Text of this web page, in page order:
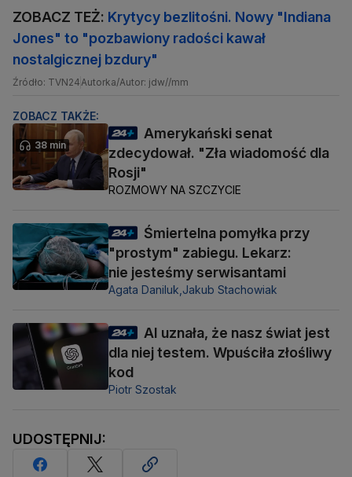
ZOBACZ TEŻ: Krytycy bezlitośni. Nowy "Indiana
Jones" to "pozbawiony radości kawał
nostalgicznej bzdury"
Źródło: TVN24Autorka/Autor: jdw//mm
ZOBACZ TAKŻE:
38 min
Amerykański senat
zdecydował. "Zła wiadomość dla
Rosji"
ROZMOWY NA SZCZYCIE
Śmiertelna pomyłka przy
"prostym" zabiegu. Lekarz:
nie jesteśmy serwisantami
Agata Daniluk, Jakub Stachowiak
AI uznała, że nasz świat jest
dla niej testem. Wpuściła złośliwy
kod
Piotr Szostak
UDOSTĘPNIJ: